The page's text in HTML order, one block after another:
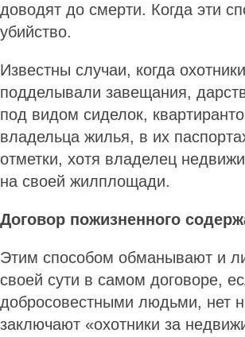
доводят до смерти. Когда эти
убийство.
Известны случаи, когда
подделывали завещания,
под видом сиделок,
владельца жилья, в их
отметки, хотя владелец
на своей жилплощади.
Договор пожизненного
Этим способом обманывают и
своей сути в самом договоре,
добросовестными людьми, нет
заключают «охотники за